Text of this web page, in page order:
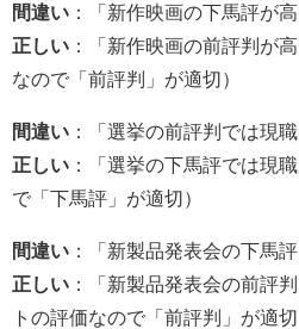
間違い ：「新作映画の下馬評が高
正しい ：「新作映画の前評判が
なので「前評判」が適切）
間違い ：「選挙の前評判では現職
正しい ：「選挙の下馬評では現
で「下馬評」が適切）
間違い ：「新製品発表会の下馬
正しい ：「新製品発表会の前評
トの評価なので「前評判」が適切